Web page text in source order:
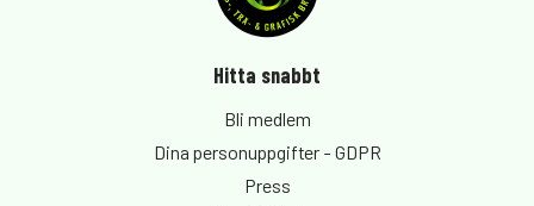
Hitta snabbt
Bli medlem
Dina personuppgifter - GDPR
Press